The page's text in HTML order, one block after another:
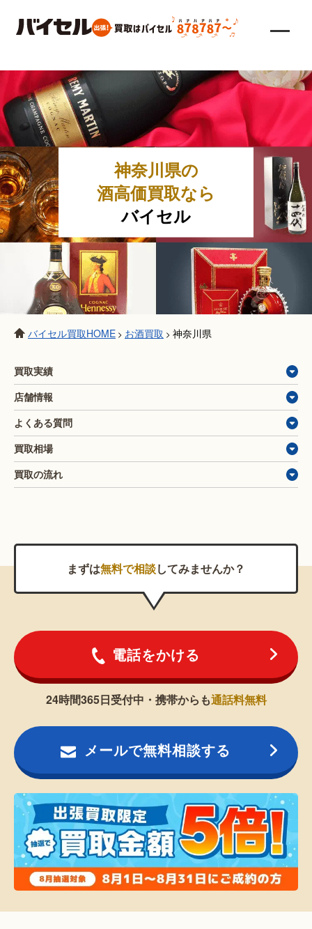
神奈川県の
酒高価買取なら
バイセル
バイセル買取HOME > お酒買取 > 神奈川県
買取実績
店舗情報
よくある質問
買取相場
買取の流れ
まずは無料で相談してみませんか？
電話をかける
24時間365日受付中・携帯からも通話料無料
メールで無料相談する